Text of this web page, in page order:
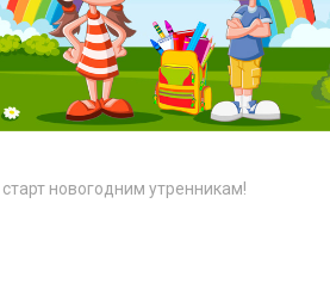
новогодним утренникам!